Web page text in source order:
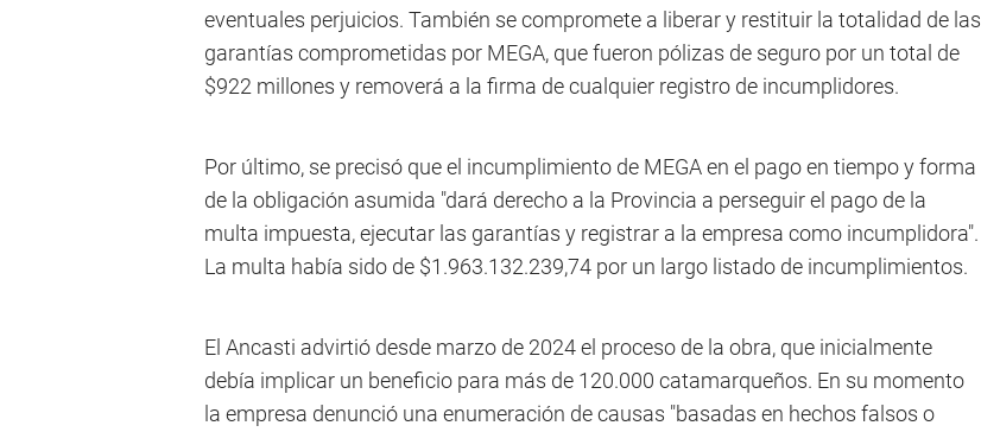
eventuales perjuicios. También se compromete a liberar y restituir la totalidad de las
garantías comprometidas por MEGA, que fueron pólizas de seguro por un total de
$922 millones y removerá a la firma de cualquier registro de incumplidores.
Por último, se precisó que el incumplimiento de MEGA en el pago en tiempo y forma
de la obligación asumida "dará derecho a la Provincia a perseguir el pago de la
multa impuesta, ejecutar las garantías y registrar a la empresa como incumplidora".
La multa había sido de $1.963.132.239,74 por un largo listado de incumplimientos.
El Ancasti advirtió desde marzo de 2024 el proceso de la obra, que inicialmente
debía implicar un beneficio para más de 120.000 catamarqueños. En su momento
la empresa denunció una enumeración de causas "basadas en hechos falsos o